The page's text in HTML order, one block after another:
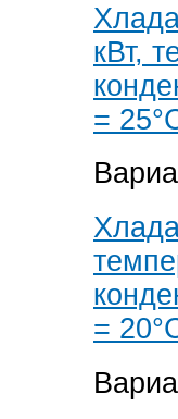
кВт,
=
=